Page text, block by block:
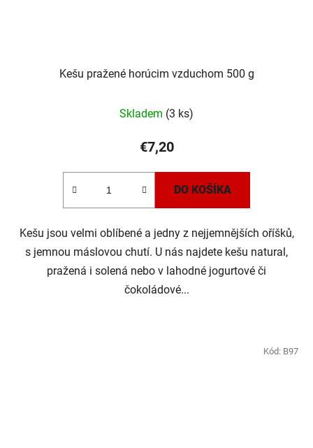
Kešu pražené horúcim vzduchom 500 g
Skladem (3 ks)
€7,20
DO KOŠÍKA
Kešu jsou velmi oblíbené a jedny z nejjemnějších oříšků,
s jemnou máslovou chutí. U nás najdete kešu natural,
pražená i solená nebo v lahodné jogurtové či
čokoládové...
Kód: B97